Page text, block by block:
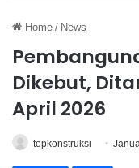
Home / News
Dikebut,
April 2026
topkonstruksi